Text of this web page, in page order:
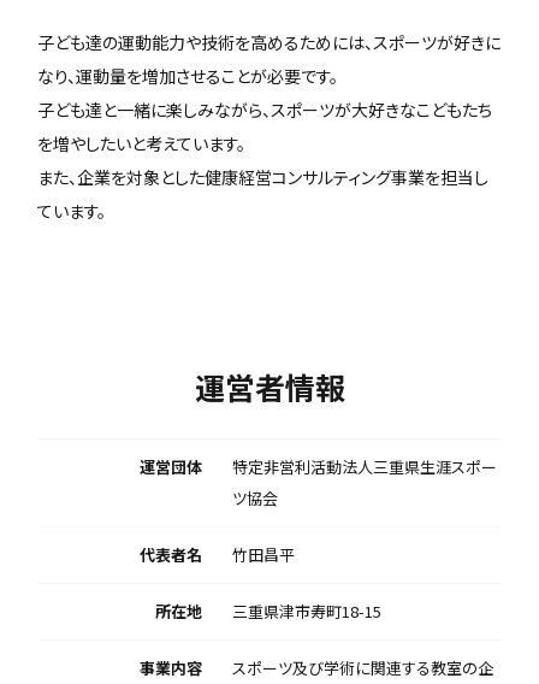
子ども達の運動能力や技術を高めるためには、スポーツが好きに
なり、運動量を増加させることが必要です。
子ども達と一緒に楽しみながら、スポーツが大好きなこどもたち
を増やしたいと考えています。
また、企業を対象とした健康経営コンサルティング事業を担当し
ています。
運営者情報
運営団体
特定非営利活動法人三重県生涯スポー
ツ協会
代表者名 竹田昌平
所在地 三重県津市寿町18-15
事業内容
スポーツ及び学術に関連する教室の企